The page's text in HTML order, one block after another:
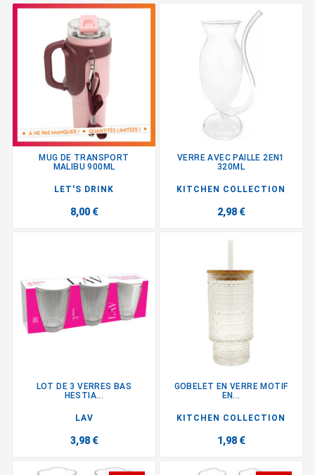
MUG DE TRANSPORT
MALIBU 900ML
LET'S DRINK
8,00 €
VERRE AVEC PAILLE 2EN1
320ML
KITCHEN COLLECTION
2,98 €
LOT DE 3 VERRES BAS
HESTIA...
LAV
3,98 €
GOBELET EN VERRE MOTIF
EN...
KITCHEN COLLECTION
1,98 €